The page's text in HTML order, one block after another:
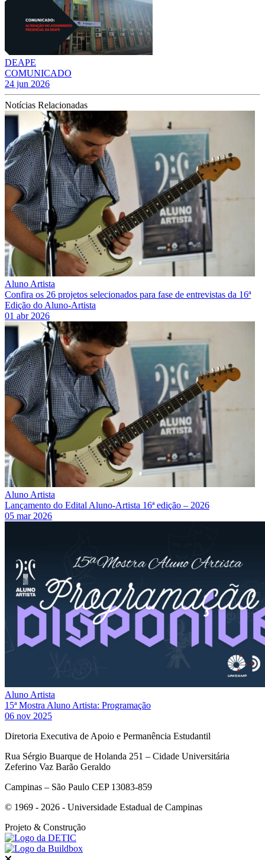
DEAPE
COMUNICADO
24 jun 2026
Notícias Relacionadas
Aluno Artista
Confira os 26 projetos selecionados para fase de entrevistas da 16ª
Edição do Aluno-Artista
01 abr 2026
Aluno Artista
Lançamento do Edital Aluno-Artista 16ª edição – 2026
05 mar 2026
Aluno Artista
15ª Mostra Aluno Artista: Programação
06 nov 2025
Diretoria Executiva de Apoio e Permanência Estudantil
Rua Sérgio Buarque de Holanda 251 – Cidade Universitária
Zeferino Vaz Barão Geraldo
Campinas – São Paulo CEP 13083-859
© 1969 - 2026 - Universidade Estadual de Campinas
Projeto & Construção